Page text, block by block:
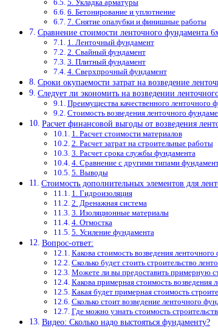
5. Укладка арматуры
6. Бетонирование и уплотнение
7. Снятие опалубки и финишные работы
Сравнение стоимости ленточного фундамента
1. Ленточный фундамент
2. Свайный фундамент
3. Плитный фундамент
4. Сверхпрочный фундамент
Сроки окупаемости затрат на возведение
Следует ли экономить на возведении
Преимущества качественного ленточного
Стоимость возведения ленточного
Расчет финансовой выгоды от возведения
1. Расчет стоимости материалов
2. Расчет затрат на строительные работы
3. Расчет срока службы фундамента
4. Сравнение с другими типами
5. Выводы
Стоимость дополнительных элементов для
1. Гидроизоляция
2. Дренажная система
3. Изоляционные материалы
4. Отмостка
5. Усиление фундамента
Вопрос-ответ:
Какова стоимость возведения
Сколько будет стоить строительство
Можете ли вы предоставить примерную
Какова примерная стоимость возведения
Какая будет примерная стоимость
Сколько стоит возведение ленточного
Где можно узнать стоимость
Видео: Сколько надо выстояться фундаменту?